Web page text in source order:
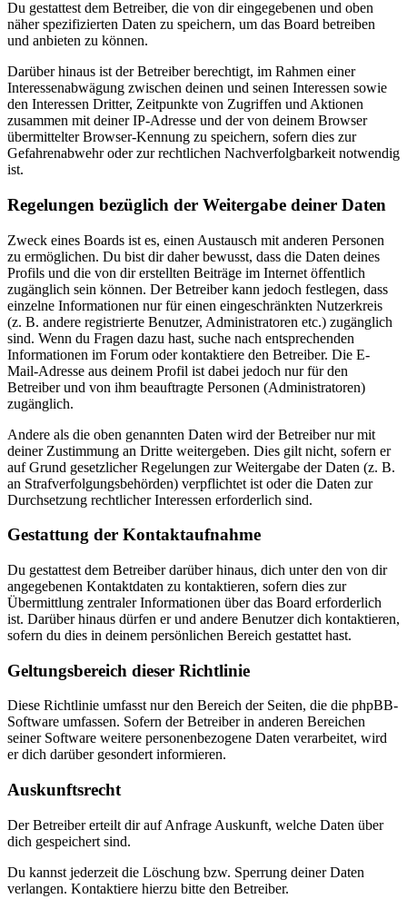
Du gestattest dem Betreiber, die von dir eingegebenen und oben
näher spezifizierten Daten zu speichern, um das Board betreiben
und anbieten zu können.
Darüber hinaus ist der Betreiber berechtigt, im Rahmen einer
Interessenabwägung zwischen deinen und seinen Interessen sowie
den Interessen Dritter, Zeitpunkte von Zugriffen und Aktionen
zusammen mit deiner IP-Adresse und der von deinem Browser
übermittelter Browser-Kennung zu speichern, sofern dies zur
Gefahrenabwehr oder zur rechtlichen Nachverfolgbarkeit notwendig
ist.
Regelungen bezüglich der Weitergabe deiner Daten
Zweck eines Boards ist es, einen Austausch mit anderen Personen
zu ermöglichen. Du bist dir daher bewusst, dass die Daten deines
Profils und die von dir erstellten Beiträge im Internet öffentlich
zugänglich sein können. Der Betreiber kann jedoch festlegen, dass
einzelne Informationen nur für einen eingeschränkten Nutzerkreis
(z. B. andere registrierte Benutzer, Administratoren etc.) zugänglich
sind. Wenn du Fragen dazu hast, suche nach entsprechenden
Informationen im Forum oder kontaktiere den Betreiber. Die E-
Mail-Adresse aus deinem Profil ist dabei jedoch nur für den
Betreiber und von ihm beauftragte Personen (Administratoren)
zugänglich.
Andere als die oben genannten Daten wird der Betreiber nur mit
deiner Zustimmung an Dritte weitergeben. Dies gilt nicht, sofern er
auf Grund gesetzlicher Regelungen zur Weitergabe der Daten (z. B.
an Strafverfolgungsbehörden) verpflichtet ist oder die Daten zur
Durchsetzung rechtlicher Interessen erforderlich sind.
Gestattung der Kontaktaufnahme
Du gestattest dem Betreiber darüber hinaus, dich unter den von dir
angegebenen Kontaktdaten zu kontaktieren, sofern dies zur
Übermittlung zentraler Informationen über das Board erforderlich
ist. Darüber hinaus dürfen er und andere Benutzer dich kontaktieren,
sofern du dies in deinem persönlichen Bereich gestattet hast.
Geltungsbereich dieser Richtlinie
Diese Richtlinie umfasst nur den Bereich der Seiten, die die phpBB-
Software umfassen. Sofern der Betreiber in anderen Bereichen
seiner Software weitere personenbezogene Daten verarbeitet, wird
er dich darüber gesondert informieren.
Auskunftsrecht
Der Betreiber erteilt dir auf Anfrage Auskunft, welche Daten über
dich gespeichert sind.
Du kannst jederzeit die Löschung bzw. Sperrung deiner Daten
verlangen. Kontaktiere hierzu bitte den Betreiber.